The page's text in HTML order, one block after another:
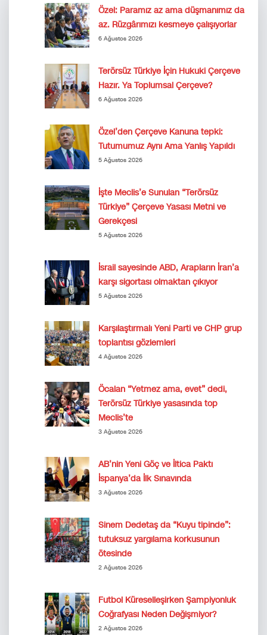
Özel: Paramız az ama düşmanımız da
az. Rüzgârımızı kesmeye çalışıyorlar
6 Ağustos 2026
Terörsüz Türkiye İçin Hukuki Çerçeve
Hazır. Ya Toplumsal Çerçeve?
6 Ağustos 2026
Özel’den Çerçeve Kanuna tepki:
Tutumumuz Aynı Ama Yanlış Yapıldı
5 Ağustos 2026
İşte Meclis’e Sunulan “Terörsüz
Türkiye” Çerçeve Yasası Metni ve
Gerekçesi
5 Ağustos 2026
İsrail sayesinde ABD, Arapların İran’a
karşı sigortası olmaktan çıkıyor
5 Ağustos 2026
Karşılaştırmalı Yeni Parti ve CHP grup
toplantısı gözlemleri
4 Ağustos 2026
Öcalan “Yetmez ama, evet” dedi,
Terörsüz Türkiye yasasında top
Meclis’te
3 Ağustos 2026
AB’nin Yeni Göç ve İltica Paktı
İspanya’da İlk Sınavında
3 Ağustos 2026
Sinem Dedetaş da “Kuyu tipinde”:
tutuksuz yargılama korkusunun
ötesinde
2 Ağustos 2026
Futbol Küreselleşirken Şampiyonluk
Coğrafyası Neden Değişmiyor?
2 Ağustos 2026